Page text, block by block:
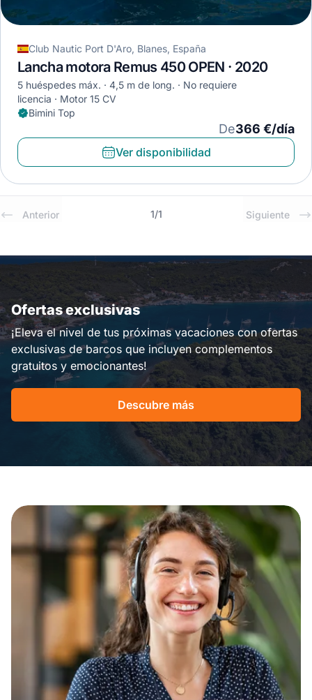
Club Nautic Port D'Aro, Blanes, España
Lancha motora Remus 450 OPEN · 2020
5 huéspedes máx. 4,5 m de long.
No requiere
licencia
Motor 15 CV
Bimini Top
De366 €/día
Ver disponibilidad
Anterior 1/1 Siguiente
Ofertas exclusivas
¡Eleva el nivel de tus próximas vacaciones con ofertas
exclusivas de barcos que incluyen complementos
gratuitos y emocionantes!
Descubre más